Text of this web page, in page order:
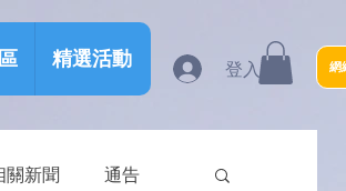
精選活動 登入 網
關新聞 通告